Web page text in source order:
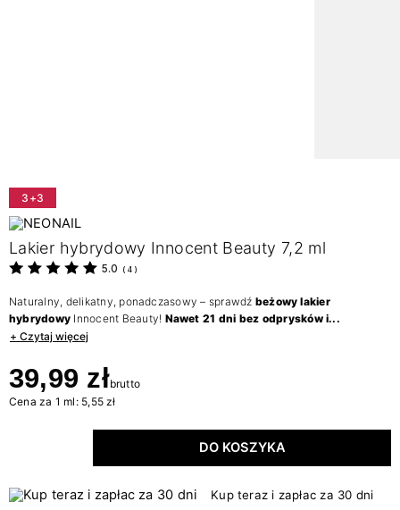
3+3
Lakier hybrydowy Innocent Beauty 7,2 ml
5.0 ( 4 )
Naturalny, delikatny, ponadczasowy – sprawdź beżowy lakier
hybrydowy Innocent Beauty! Nawet 21 dni bez odprysków i...
+ Czytaj więcej
39,99 złbrutto
Cena za 1 ml: 5,55 zł
DO KOSZYKA
Kup teraz i zapłac za 30 dni